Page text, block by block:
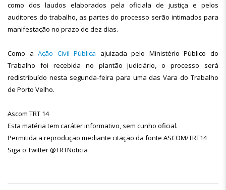
como dos laudos elaborados pela oficiala de justiça e pelos
auditores do trabalho, as partes do processo serão intimados para
manifestação no prazo de dez dias.
Como aAção Civil Pública ajuizada pelo Ministério Público do
Trabalho foi recebida no plantão judiciário, o processo será
redistribuído nesta segunda-feira para uma das Vara do Trabalho
de Porto Velho.
Ascom TRT 14
Esta matéria tem caráter informativo, sem cunho oficial.
Permitida a reprodução mediante citação da fonte ASCOM/TRT14
Siga o Twitter @TRTNoticia